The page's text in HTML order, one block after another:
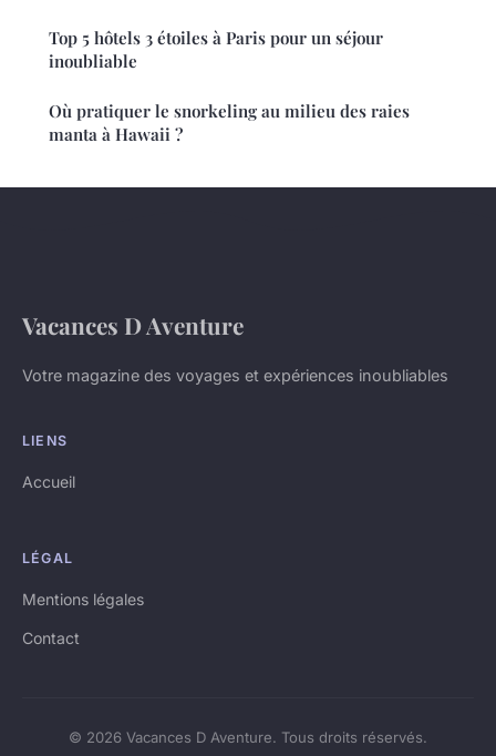
Top 5 hôtels 3 étoiles à Paris pour un séjour
inoubliable
Où pratiquer le snorkeling au milieu des raies
manta à Hawaii ?
Vacances D Aventure
Votre magazine des voyages et expériences inoubliables
LIENS
Accueil
LÉGAL
Mentions légales
Contact
© 2026 Vacances D Aventure. Tous droits réservés.